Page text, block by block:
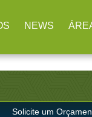
Solicite um